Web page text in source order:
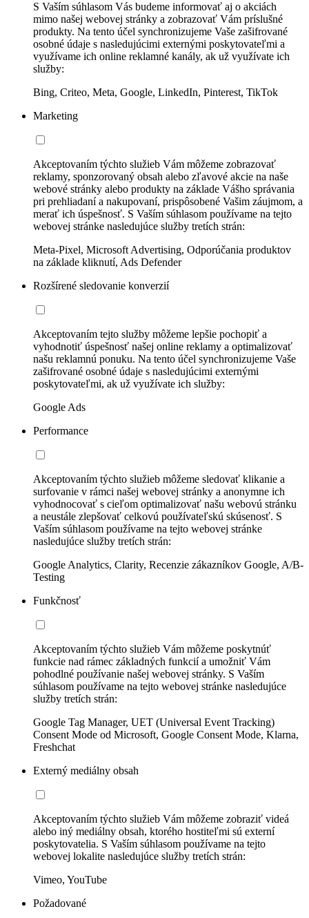
S Vaším súhlasom Vás budeme informovať aj o akciách
mimo našej webovej stránky a zobrazovať Vám príslušné
produkty. Na tento účel synchronizujeme Vaše zašifrované
osobné údaje s nasledujúcimi externými poskytovateľmi a
využívame ich online reklamné kanály, ak už využívate ich
služby:
Bing, Criteo, Meta, Google, LinkedIn, Pinterest, TikTok
Marketing
Akceptovaním týchto služieb Vám môžeme zobrazovať
reklamy, sponzorovaný obsah alebo zľavové akcie na naše
webové stránky alebo produkty na základe Vášho správania
pri prehliadaní a nakupovaní, prispôsobené Vašim záujmom, a
merať ich úspešnosť. S Vaším súhlasom používame na tejto
webovej stránke nasledujúce služby tretích strán:
Meta-Pixel, Microsoft Advertising, Odporúčania produktov
na základe kliknutí, Ads Defender
Rozšírené sledovanie konverzií
Akceptovaním tejto služby môžeme lepšie pochopiť a
vyhodnotiť úspešnosť našej online reklamy a optimalizovať
našu reklamnú ponuku. Na tento účel synchronizujeme Vaše
zašifrované osobné údaje s nasledujúcimi externými
poskytovateľmi, ak už využívate ich služby:
Google Ads
Performance
Akceptovaním týchto služieb môžeme sledovať klikanie a
surfovanie v rámci našej webovej stránky a anonymne ich
vyhodnocovať s cieľom optimalizovať našu webovú stránku
a neustále zlepšovať celkovú používateľskú skúsenosť. S
Vaším súhlasom používame na tejto webovej stránke
nasledujúce služby tretích strán:
Google Analytics, Clarity, Recenzie zákazníkov Google, A/B-
Testing
Funkčnosť
Akceptovaním týchto služieb Vám môžeme poskytnúť
funkcie nad rámec základných funkcií a umožniť Vám
pohodlné používanie našej webovej stránky. S Vaším
súhlasom používame na tejto webovej stránke nasledujúce
služby tretích strán:
Google Tag Manager, UET (Universal Event Tracking)
Consent Mode od Microsoft, Google Consent Mode, Klarna,
Freshchat
Externý mediálny obsah
Akceptovaním týchto služieb Vám môžeme zobraziť videá
alebo iný mediálny obsah, ktorého hostiteľmi sú externí
poskytovatelia. S Vaším súhlasom používame na tejto
webovej lokalite nasledujúce služby tretích strán:
Vimeo, YouTube
Požadované